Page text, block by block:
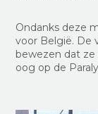
Ondanks deze
voor België. De
bewezen dat
oog op de